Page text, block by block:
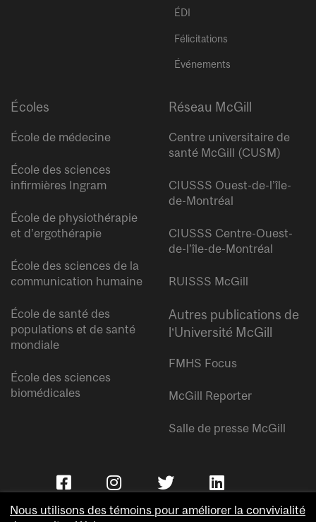
ÉDI
Félicitations
Événements
Écoles
École de médecine
École des sciences
infirmières Ingram
École de physiothérapie
et d’ergothérapie
École des sciences de la
communication humaine
École de santé des
populations et de santé
mondiale
École des sciences
biomédicales
Réseau McGill
Centre universitaire de
santé McGill (CUSM)
CIUSSS Ouest-de-l’île-
de-Montréal
CIUSSS Centre-Ouest-
de-l’île-de-Montréal
RUISSS McGill
Autres publications de
l’Université McGill
FMHS Focus
McGill Reporter
Salle de presse McGill
Nous utilisons des témoins pour améliorer la convivialité